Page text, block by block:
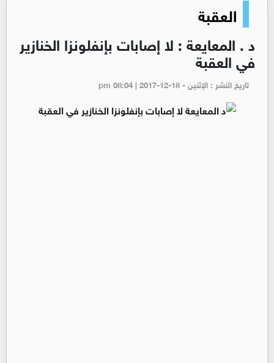
العقبة
د . المعايعة : لا إصابات بإنفلونزا الخنازير
في العقبة
تاريخ النشر : الإثنين - pm 08:04 | 2017-12-18